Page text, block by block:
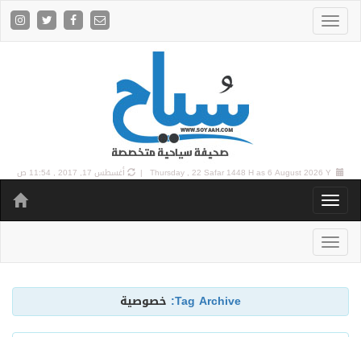
Thursday , 22 Safar 1448 H as6 August 2026 Y | أغسطس 17, 2017 , 11:54 ص
Tag Archive: خصوصية